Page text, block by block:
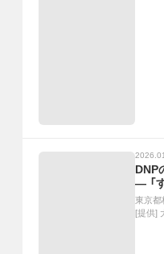
DNP
― 「
東京都
[提供]